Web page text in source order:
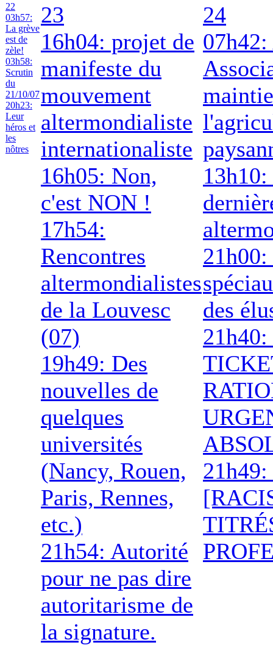
22
03h57:
La grève
est de
zèle!
03h58:
Scrutin
du
21/10/07
20h23:
Leur
héros et
les
nôtres
23
16h04: projet de
manifeste du
mouvement
altermondialiste
internationaliste
16h05: Non,
c'est NON !
17h54:
Rencontres
altermondialistes
de la Louvesc
(07)
19h49: Des
nouvelles de
quelques
universités
(Nancy, Rouen,
Paris, Rennes,
etc.)
21h54: Autorité
pour ne pas dire
autoritarisme de
la signature.
24
des